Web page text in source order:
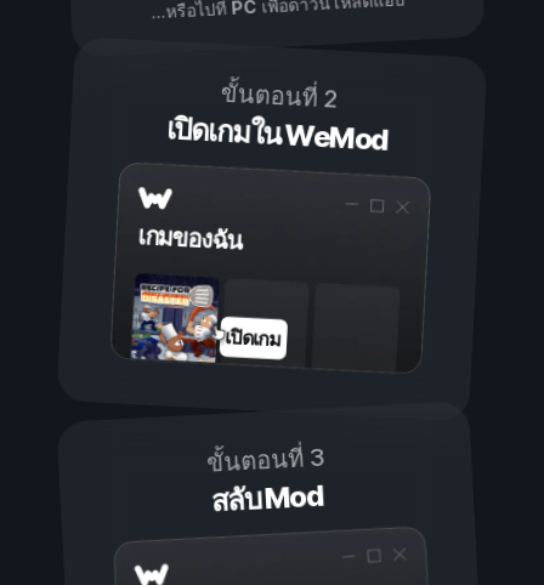
...หรือไปที่ PC
ขั้นตอนที่ 2
เปิดเกมใน WeMod
เกมของฉัน
เปิดเกม
ขั้นตอนที่ 3
สลับ Mod